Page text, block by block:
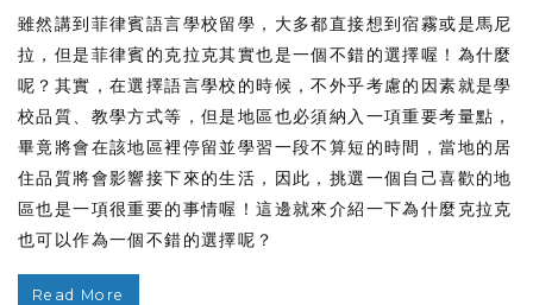
雖然講到菲律賓語言學校留學，大多都直接想到宿霧或是馬尼
拉，但是菲律賓的克拉克其實也是一個不錯的選擇喔！為什麼
呢？其實，在選擇語言學校的時候，不外乎考慮的因素就是學
校品質、教學方式等，但是地區也必須納入一項重要考量點，
畢竟將會在該地區裡停留並學習一段不算短的時間，當地的居
住品質將會影響接下來的生活，因此，挑選一個自己喜歡的地
區也是一項很重要的事情喔！這邊就來介紹一下為什麼克拉克
也可以作為一個不錯的選擇呢？
Read More